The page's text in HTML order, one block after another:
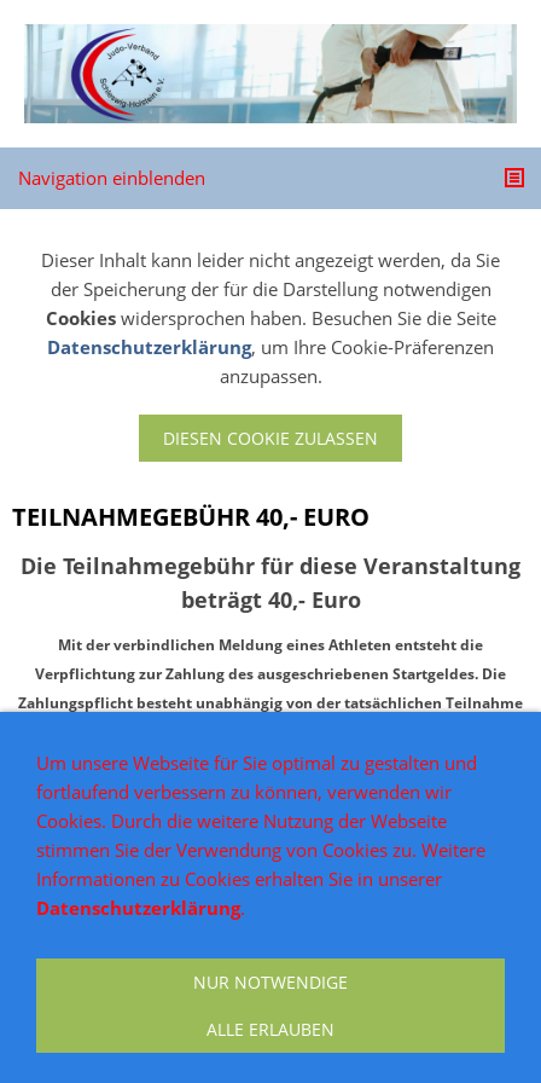
Navigation einblenden
Dieser Inhalt kann leider nicht angezeigt werden, da Sie
der Speicherung der für die Darstellung notwendigen
Cookieswidersprochen haben. Besuchen Sie die Seite
Datenschutzerklärung, um Ihre Cookie-Präferenzen
anzupassen.
DIESEN COOKIE ZULASSEN
TEILNAHMEGEBÜHR 40,- EURO
Die Teilnahmegebühr für diese Veranstaltung
beträgt 40,- Euro
Mit der verbindlichen Meldung eines Athleten entsteht die
Verpflichtung zur Zahlung des ausgeschriebenen Startgeldes. Die
Zahlungspflicht besteht unabhängig von der tatsächlichen Teilnahme
Eine Erstattung des Startgeldes bei Nichtantritt oder Abmeldung nach
Meldeschluss ist grundsätzlich ausgeschlossen. Dies gilt auch bei
kurzfristiger Verhinderung des Athleten.
Abweichende Regelungen können ausschließlich in der jeweiligen
Ausschreibung ausdrücklich vorgesehen werden.
Um unsere Webseite für Sie optimal zu gestalten und
fortlaufend verbessern zu können, verwenden wir
Cookies. Durch die weitere Nutzung der Webseite
stimmen Sie der Verwendung von Cookies zu. Weitere
Informationen zu Cookies erhalten Sie in unserer
Datenschutzerklärung.
NUR NOTWENDIGE
ALLE ERLAUBEN